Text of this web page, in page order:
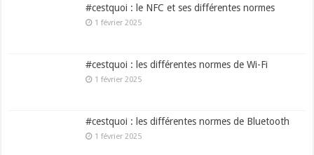
#cestquoi : le NFC et ses différentes normes
1 février 2025
#cestquoi : les différentes normes de Wi-Fi
1 février 2025
#cestquoi : les différentes normes de Bluetooth
1 février 2025